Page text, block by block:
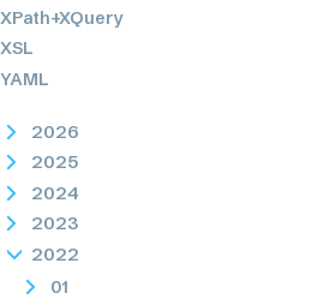
XPath+XQuery
XSL
YAML
2026
2025
2024
2023
2022
01